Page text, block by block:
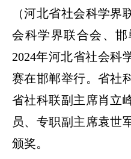
（河北省社会科学界
会科学界联合会、
2024年河北省社会科
赛在邯郸举行。省社
省社科联副主席肖立
员、专职副主席袁世
颁奖。